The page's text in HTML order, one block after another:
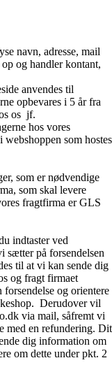
navn, adresse, mail
og handler kontant,
anvendes til
opbevares i 5 år fra
os jf.
hos vores
som hostes
som er nødvendige
som skal levere
fragtfirma er GLS
indtaster ved
sætter på forsendelsen
til at vi kan sende dig
og fragt firmaet
og orientere
Derudover vil
via mail, såfremt vi
med en refundering. Dit
dig information om
om dette under pkt. 2